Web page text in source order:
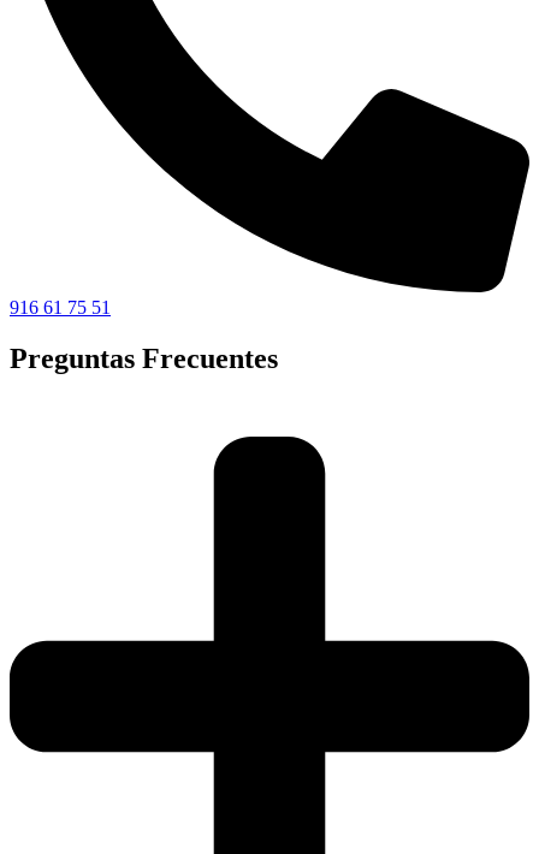
916 61 75 51
Preguntas Frecuentes